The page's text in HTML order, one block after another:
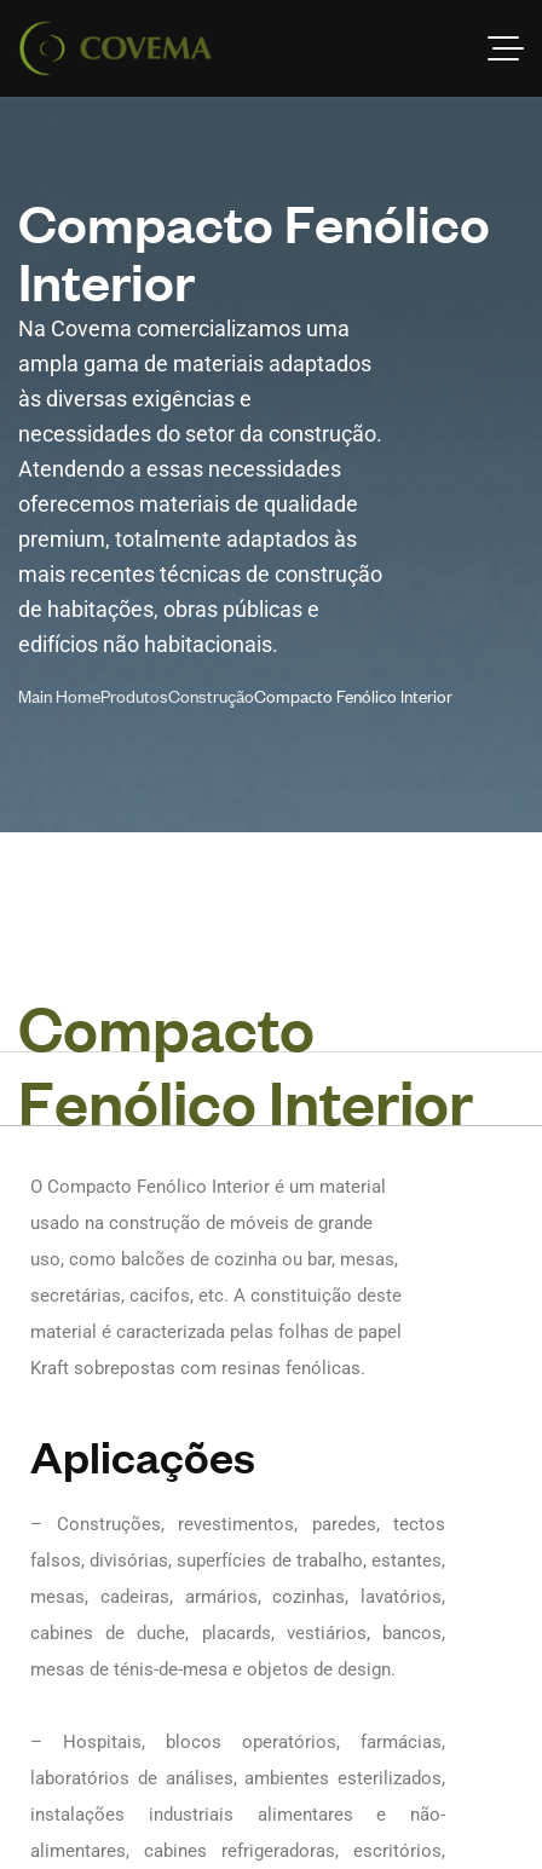
Compacto Fenólico
Interior
Na Covema comercializamos uma
ampla gama de materiais adaptados
às diversas exigências e
necessidades do setor da construção.
Atendendo a essas necessidades
oferecemos materiais de qualidade
premium, totalmente adaptados às
mais recentes técnicas de construção
de habitações, obras públicas e
edifícios não habitacionais.
Main HomeProdutosConstruçãoCompacto Fenólico Interior
Compacto
Fenólico Interior
O Compacto Fenólico Interior é um material
usado na construção de móveis de grande
uso, como balcões de cozinha ou bar, mesas,
secretárias, cacifos, etc. A constituição deste
material é caracterizada pelas folhas de papel
Kraft sobrepostas com resinas fenólicas.
Aplicações
– Construções, revestimentos, paredes, tectos
falsos, divisórias, superfícies de trabalho, estantes,
mesas, cadeiras, armários, cozinhas, lavatórios,
cabines de duche, placards, vestiários, bancos,
mesas de ténis-de-mesa e objetos de design.
– Hospitais, blocos operatórios, farmácias,
laboratórios de análises, ambientes esterilizados,
instalações industriais alimentares e não-
alimentares, cabines refrigeradoras, escritórios,